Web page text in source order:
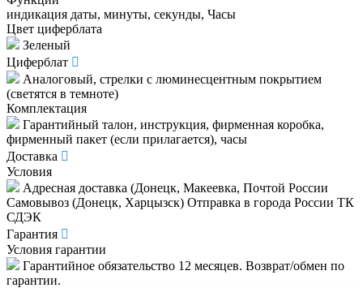
индикация даты, минуты, секунды, Часы
Цвет циферблата
Зеленый
Циферблат
Аналоговый, стрелки с люминесцентным покрытием
(светятся в темноте)
Комплектация
Гарантийный талон, инструкция, фирменная коробка,
фирменный пакет (если прилагается), часы
Доставка
Условия
Адресная доставка (Донецк, Макеевка, Почтой России
Самовывоз (Донецк, Харцызск) Отправка в города России ТК
СДЭК
Гарантия
Условия гарантии
Гарантийное обязательство 12 месяцев. Возврат/обмен по
гарантии.